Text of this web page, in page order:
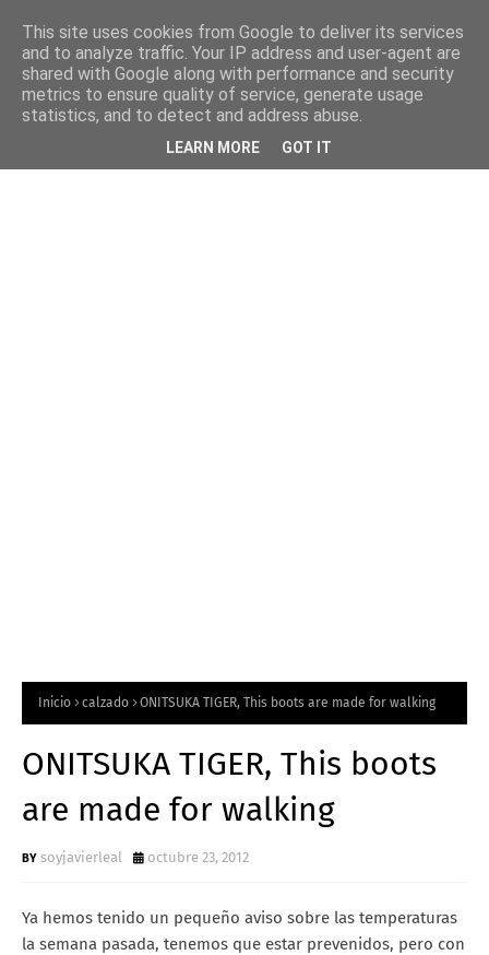
Inicio calzado ONITSUKA TIGER, This boots are made for walking
ONITSUKA TIGER, This boots
are made for walking
soyjavierleal octubre 23, 2012
Ya hemos tenido un pequeño aviso sobre las temperaturas
la semana pasada, tenemos que estar prevenidos, pero con
This site uses cookies from Google to deliver its services
and to analyze traffic. Your IP address and user-agent are
shared with Google along with performance and security
metrics to ensure quality of service, generate usage
statistics, and to detect and address abuse.
LEARN MORE GOT IT